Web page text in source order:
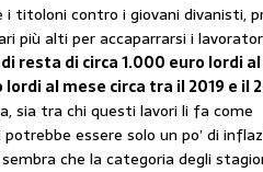
i titoloni contro i giovani divanisti,
più alti per accaparrarsi i
resta di circa 1.000 euro lordi
al mese circa tra il 2019 e il
sia tra chi questi lavori li fa come
essere solo un po’ di
che la categoria degli